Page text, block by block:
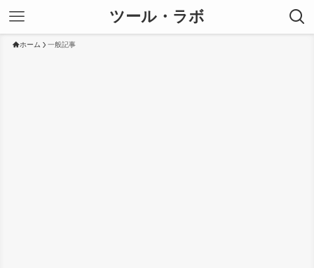
ツール・ラボ
ホーム 一般記事